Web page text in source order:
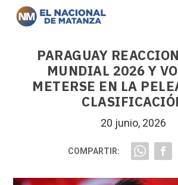
PARAGUAY
MUNDIAL 2026 Y
METERSE EN LA
20 junio, 2026
COMPARTIR: